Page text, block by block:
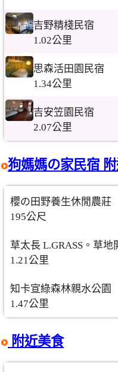
吉野精棧民宿
1.02公里
思森活田園民宿
1.34公里
吉安笠園民宿
2.07公里
狗媽媽の家民宿
櫻の田野養生休閒農莊
195公尺
草太長 L.GRASS。草
1.21公里
知卡宣綠森林親水公園
1.47公里
附近美食